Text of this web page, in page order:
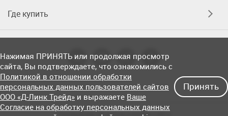
Где купить
Нажимая ПРИНЯТЬ или продолжая просмотр
сайта, Вы подтверждаете, что ознакомились с
Политикой в отношении обработки
персональных данных пользователей сайтов
ООО «Д-Линк Трейд» и выражаете Ваше
Согласие на обработку персональных данных
Принять